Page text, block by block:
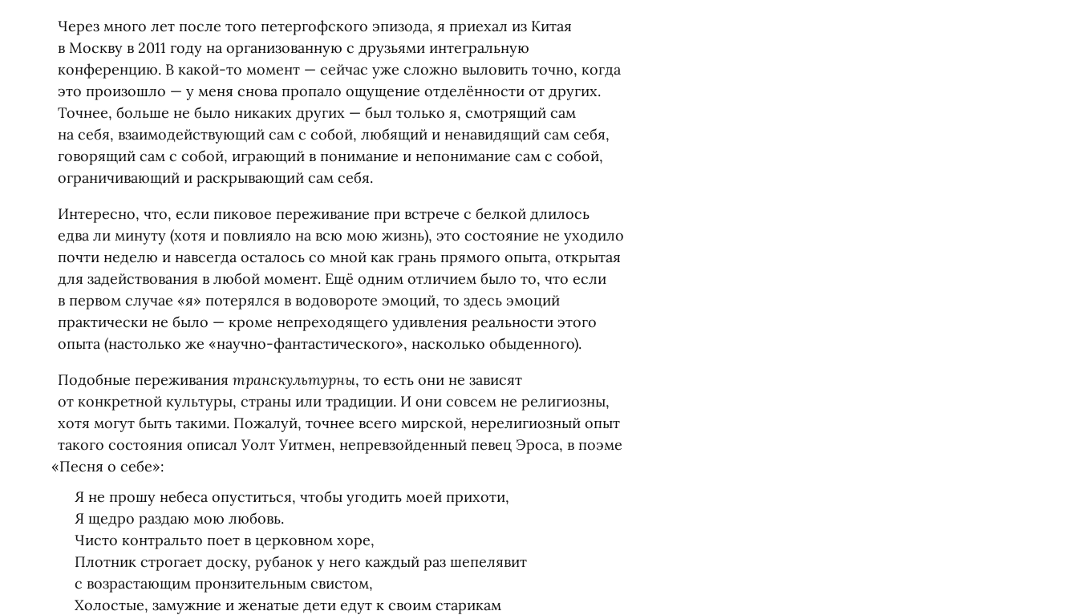
Через много лет после того петергофского эпизода, я приехал из Китая
в Москву в 2011 году на организованную с друзьями интегральную
конференцию. В какой-то момент — сейчас уже сложно выловить точно, когда
это произошло — у меня снова пропало ощущение отделённости от других.
Точнее, больше не было никаких других — был только я, смотрящий сам
на себя, взаимодействующий сам с собой, любящий и ненавидящий сам себя,
говорящий сам с собой, играющий в понимание и непонимание сам с собой,
ограничивающий и раскрывающий сам себя.
Интересно, что, если пиковое переживание при встрече с белкой длилось
едва ли минуту (хотя и повлияло на всю мою жизнь), это состояние не уходило
почти неделю и навсегда осталось со мной как грань прямого опыта, открытая
для задействования в любой момент. Ещё одним отличием было то, что если
в первом случае «я» потерялся в водовороте эмоций, то здесь эмоций
практически не было — кроме непреходящего удивления реальности этого
опыта (настолько же «научно-фантастического», насколько обыденного).
Подобные переживания транскультурны, то есть они не зависят
от конкретной культуры, страны или традиции. И они совсем не религиозны,
хотя могут быть такими. Пожалуй, точнее всего мирской, нерелигиозный опыт
такого состояния описал Уолт Уитмен, непревзойденный певец Эроса, в поэме
«Песня о себе»:
Я не прошу небеса опуститься, чтобы угодить моей прихоти,
Я щедро раздаю мою любовь.
Чисто контральто поет в церковном хоре,
Плотник строгает доску, рубанок у него каждый раз шепелявит
с возрастающим пронзительным свистом,
Холостые, замужние и женатые дети едут к своим старикам